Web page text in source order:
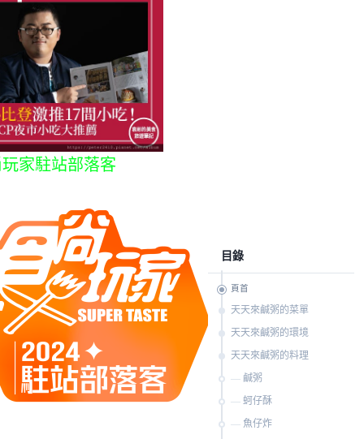
家駐站部落客
目錄
頁首
天天來鹹粥的菜單
天天來鹹粥的環境
天天來鹹粥的料理
鹹粥
蚵仔酥
魚仔炸